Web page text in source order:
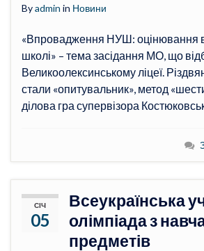
Byadmin in Новини
«Впровадження НУШ: оцінювання в
школі» – тема засідання МО, що
Великоолексинському ліцеї.
стали «опитувальник», метод
ділова гра супервізора
СІЧ
05
Всеукраїнська
олімпіада з
предметів